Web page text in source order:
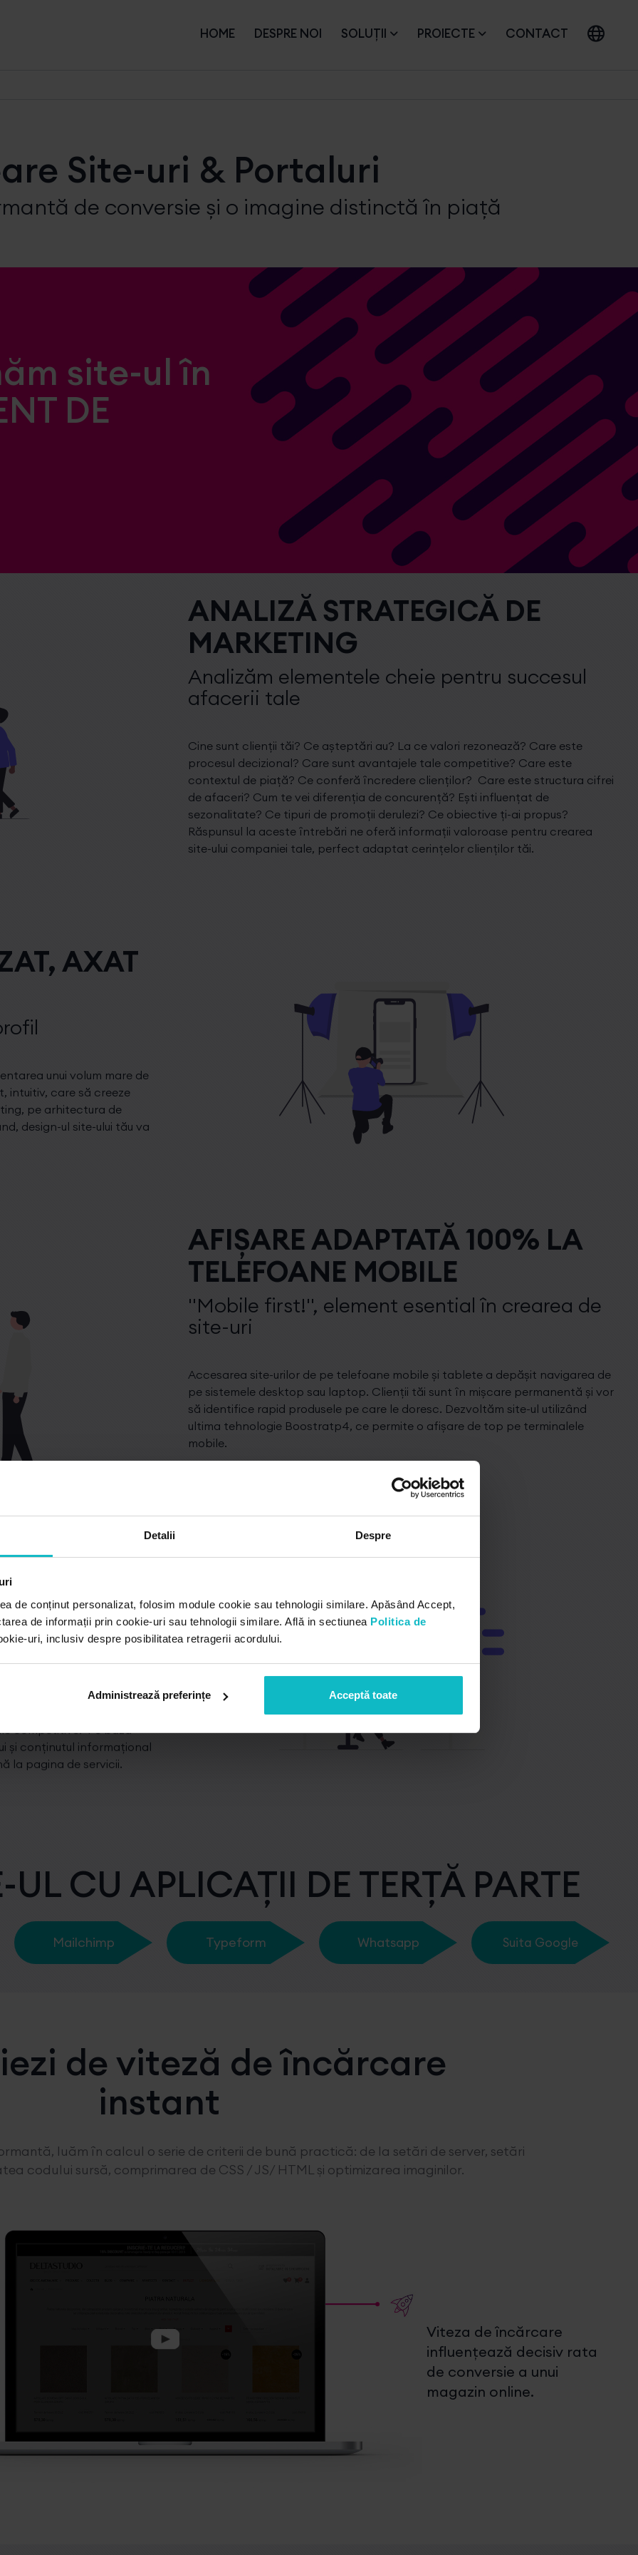
Detalii Despre
de conținut personalizat, folosim module cookie sau tehnologii similare. Apăsând Accept,
de informații prin cookie-uri sau tehnologii similare. Află in sectiunea Politica de
uri, inclusiv despre posibilitatea retragerii acordului.
Administrează preferințe Acceptă toate
HOME DESPRE NOI SOLUȚII PROIECTE CONTACT
Site-uri & Portaluri
de conversie și o imagine distinctă în piață
site-ul în
DE
ANALIZĂ STRATEGICĂ DE
MARKETING
Analizăm elementele cheie pentru succesul
afacerii tale
Cine sunt clienții tăi? Ce așteptări au? La ce valori rezonează? Care este
procesul decizional? Care sunt avantajele tale competitive? Care este
contextul de piață? Ce conferă încredere clienților? Care este structura cifrei
de afaceri? Cum te vei diferenția de concurență? Ești influențat de
sezonalitate? Ce tipuri de promoții derulezi? Ce obiective ți-ai propus?
Răspunsul la aceste întrebări ne oferă informații valoroase pentru crearea
site-ului companiei tale, perfect adaptat cerințelor clienților tăi.
AXAT
unui volum mare de
intuitiv, care să creeze
pe arhitectura de
design-ul site-ului tău va
AFIȘARE ADAPTATĂ 100% LA
TELEFOANE MOBILE
"Mobile first!", element esential în crearea de
site-uri
Accesarea site-urilor de pe telefoane mobile și tablete a depășit navigarea de
pe sistemele desktop sau laptop. Clienții tăi sunt în mișcare permanentă și vor
să identifice rapid produsele pe care le doresc. Dezvoltăm site-ul utilizând
ultima tehnologie Boostratp4, ce permite o afișare de top pe terminalele
mobile.
informațional
de cereri de
au nevoie, design-
competitive. Pe baza
și conținutul informațional
la pagina de servicii.
CU APLICAȚII DE TERȚĂ PARTE
Mailchimp Typeform Whatsapp Suita Google
de viteză de încărcare
instant
luăm în calcul o serie de criterii de bună practică: de la setări de server, setări
codului sursă, comprimarea de CSS / JS/ HTML și optimizarea imaginilor.
Viteza de încărcare
influențează decisiv rata
de conversie a unui
magazin online.